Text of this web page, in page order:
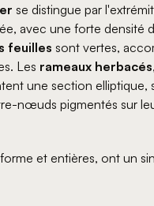
se distingue par
avec une forte densité
feuilles sont vertes,
Les rameaux herbacés
une section elliptique,
nœuds pigmentés sur
et entières, ont un